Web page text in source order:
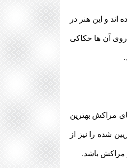
و این هنر در
آن ها حکاکی
مراکش بهترین
شده را نیز از
مراکش باشد.